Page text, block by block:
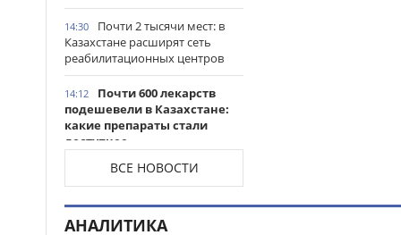
14:30
Почти 2 тысячи мест: в
Казахстане расширят сеть
реабилитационных центров
14:12
Почти 600 лекарств
подешевели в Казахстане:
какие препараты стали
доступнее
Казахстанские
таеквондисты завоевали
четыре медали на турнире в
Индонезии
ВСЕ НОВОСТИ
АНАЛИТИКА